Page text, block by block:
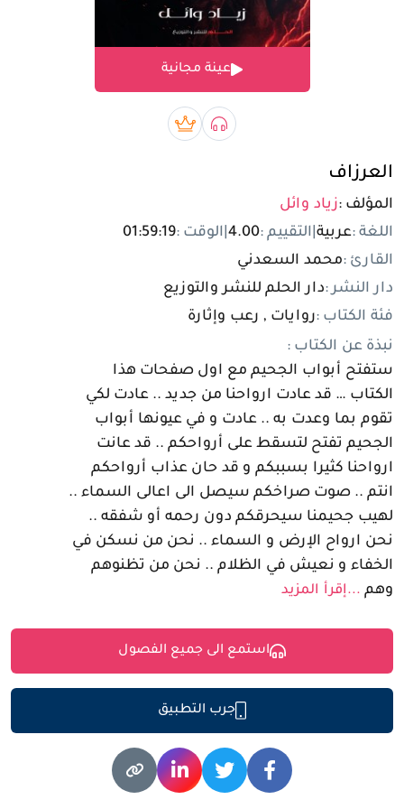
تسجيل الدخول
مستخدم جديد
عينة مجانية
صوتي bookبريميوم book
العرزاف
المؤلف :زياد وائل
اللغة :عربية التقييم :4.00 الوقت :01:59:19
القارئ :محمد السعدني
دار النشر :دار الحلم للنشر والتوزيع
فئة الكتاب :روايات , رعب وإثارة
نبذة عن الكتاب :
ستفتح أبواب الجحيم مع اول صفحات هذا
الكتاب … قد عادت ارواحنا من جديد .. عادت لكي
تقوم بما وعدت به .. عادت و في عيونها أبواب
الجحيم تفتح لتسقط على أرواحكم .. قد عانت
ارواحنا كثيرا بسببكم و قد حان عذاب أرواحكم
انتم .. صوت صراخكم سيصل الى اعالى السماء ..
لهيب جحيمنا سيحرقكم دون رحمه أو شفقه ..
نحن ارواح الإرض و السماء .. نحن من نسكن في
الخفاء و نعيش في الظلام .. نحن من تظنوهم
وهم ...إقرأ المزيد
استمع الى جميع الفصول
جرب التطبيق